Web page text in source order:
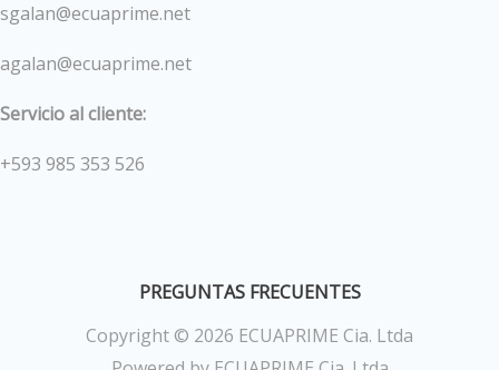
sgalan@ecuaprime.net
agalan@ecuaprime.net
Servicio al cliente:
+593 985 353 526
PREGUNTAS FRECUENTES
Copyright © 2026 ECUAPRIME Cia. Ltda